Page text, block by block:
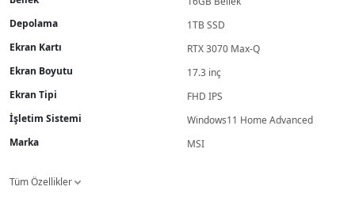
Depolama
1TB SSD
Ekran Kartı
RTX 3070 Max-Q
Ekran Boyutu
17.3 inç
Ekran Tipi
FHD IPS
İşletim Sistemi
Windows11 Home Advanced
Marka
MSI
Tüm Özellikler